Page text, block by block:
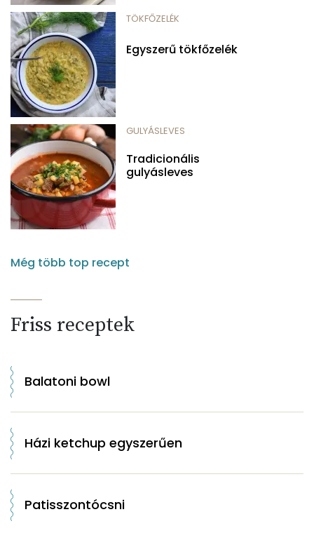
TÖKFŐZELÉK
Egyszerű tökfőzelék
GULYÁSLEVES
Tradicionális
gulyásleves
Még több top recept
Friss receptek
Balatoni bowl
Házi ketchup egyszerűen
Patisszontócsni